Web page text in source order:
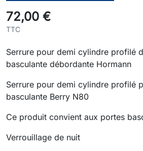
72,00 €
TTC
Serrure pour demi cylindre profilé
basculante débordante Hormann
Serrure pour demi cylindre profilé
basculante Berry N80
Ce produit convient aux portes
Verrouillage de nuit